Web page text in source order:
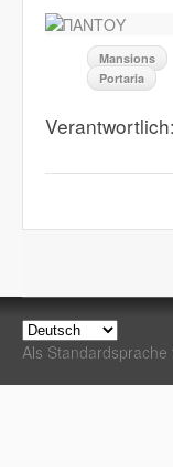
Mansions
Portaria
Als Standardsprache